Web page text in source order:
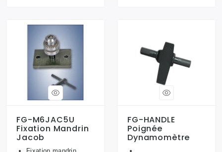
FG-M6JAC5U
Fixation Mandrin
Jacob
FG-HANDLE
Poignée
Dynamomètre